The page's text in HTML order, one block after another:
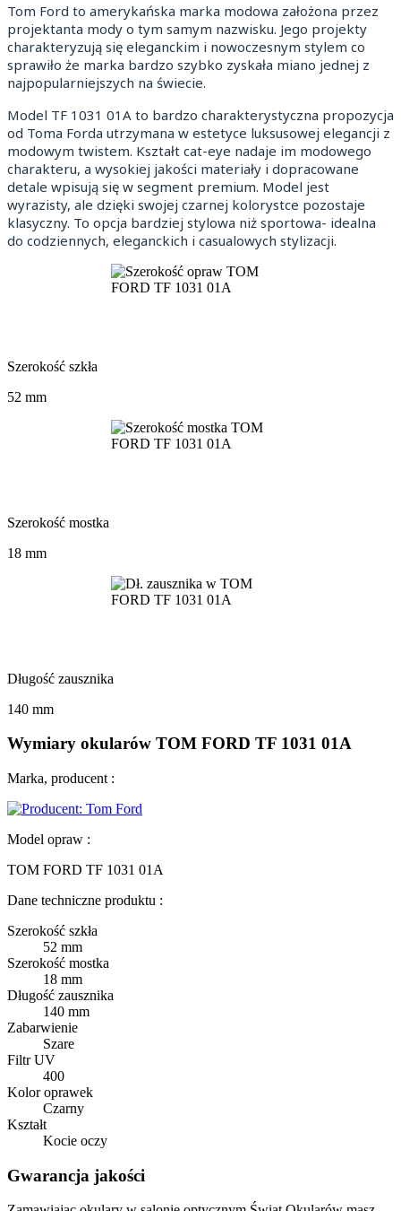
Tom Ford to amerykańska marka modowa założona przez
projektanta mody o tym samym nazwisku. Jego projekty
charakteryzują się eleganckim i nowoczesnym stylem co
sprawiło że marka bardzo szybko zyskała miano jednej z
najpopularniejszych na świecie.
Model TF 1031 01A to bardzo charakterystyczna propozycja
od Toma Forda utrzymana w estetyce luksusowej elegancji z
modowym twistem. Kształt cat-eye nadaje im modowego
charakteru, a wysokiej jakości materiały i dopracowane
detale wpisują się w segment premium. Model jest
wyrazisty, ale dzięki swojej czarnej kolorystce pozostaje
klasyczny. To opcja bardziej stylowa niż sportowa- idealna
do codziennych, eleganckich i casualowych stylizacji.
Szerokość szkła
52 mm
Szerokość mostka
18 mm
Długość zausznika
140 mm
Wymiary okularów TOM FORD TF 1031 01A
Marka, producent :
Model opraw :
TOM FORD TF 1031 01A
Dane techniczne produktu :
Szerokość szkła
52 mm
Szerokość mostka
18 mm
Długość zausznika
140 mm
Zabarwienie
Szare
Filtr UV
400
Kolor oprawek
Czarny
Kształt
Kocie oczy
Gwarancja jakości